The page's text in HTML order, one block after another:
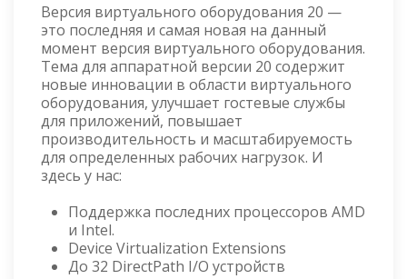
Версия виртуального оборудования 20 —
это последняя и самая новая на данный
момент версия виртуального оборудования.
Тема для аппаратной версии 20 содержит
новые инновации в области виртуального
оборудования, улучшает гостевые службы
для приложений, повышает
производительность и масштабируемость
для определенных рабочих нагрузок. И
здесь у нас:
Поддержка последних процессоров AMD
и Intel.
Device Virtualization Extensions
До 32 DirectPath I/O устройств